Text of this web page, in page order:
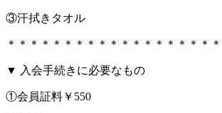
③汗拭きタオル
＊＊＊＊＊＊＊＊＊＊＊＊＊＊＊＊＊＊＊
▼ 入会手続きに必要なもの
①会員証料￥550